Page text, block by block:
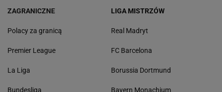
ZAGRANICZNE
Polacy za granicą
Premier League
La Liga
Bundesliga
LIGA MISTRZÓW
Real Madryt
FC Barcelona
Borussia Dortmund
Bayern Monachium